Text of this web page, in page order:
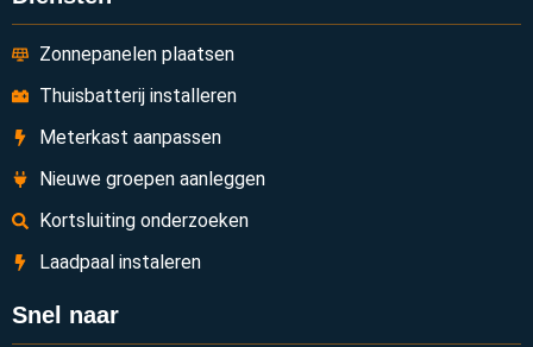
Zonnepanelen plaatsen
Thuisbatterij installeren
Meterkast aanpassen
Nieuwe groepen aanleggen
Kortsluiting onderzoeken
Laadpaal instaleren
Snel naar